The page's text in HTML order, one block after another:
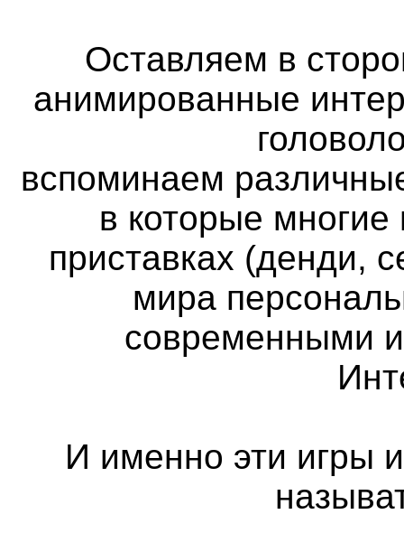
Оставляем в
анимированные
вспоминаем
в которые
приставках (денди,
мира
современными
И именно эти игры